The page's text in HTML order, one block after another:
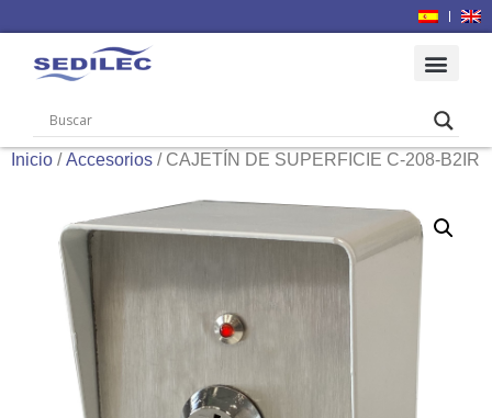
Inicio /Accesorios / CAJETÍN DE SUPERFICIE C-208-B2IR